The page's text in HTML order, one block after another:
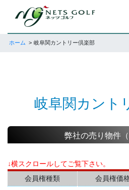
ホーム 岐阜関カントリー倶楽部
岐阜関カント
弊社の売り物件（
↓横スクロールしてご覧下さい。
会員権種類
会員権価